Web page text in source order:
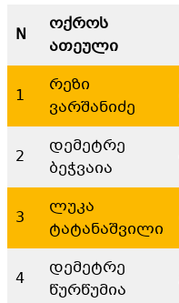
N
ოქროს
ათეული
1
რეზი
ვარშანიძე
2
დემეტრე
ბეჭვაია
3
ლუკა
ტატანაშვილი
4
დემეტრე
წურწუმია